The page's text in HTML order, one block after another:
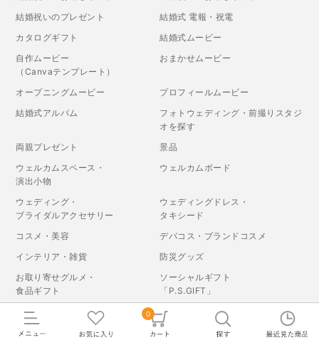
0
結婚祝いのプレゼント
結婚式 電報・祝電
カタログギフト
結婚式ムービー
自作ムービー
（Canvaテンプレート）
おまかせムービー
オープニングムービー
プロフィールムービー
結婚式アルバム
フォトウェディング・前撮りスタジ
オを探す
両親プレゼント
景品
ウェルカムスペース・
演出小物
ウェルカムボード
ウェディング・
ブライダルアクセサリー
ウェディングドレス・
タキシード
コスメ・美容
デパコス・ブランドコスメ
インテリア・雑貨
防災グッズ
お取り寄せグルメ・
食品ギフト
ソーシャルギフト
「P.S.GIFT」